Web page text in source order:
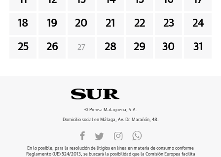
18 19 20 21 22 23 24
25 26 27 28 29 30 31
© Prensa Malagueña, S.A.
Domicilio social en Málaga, Av. Dr. Marañón, 48.
En lo posible, para la resolución de litigios en línea en materia de consumo conforme
Reglamento (UE) 524/2013, se buscará la posibilidad que la Comisión Europea facilita